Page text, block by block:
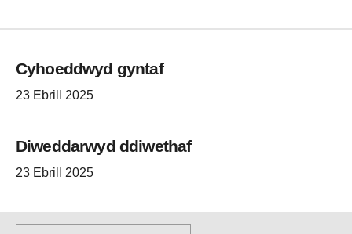
Cyhoeddwyd gyntaf
23 Ebrill 2025
Diweddarwyd ddiwethaf
23 Ebrill 2025